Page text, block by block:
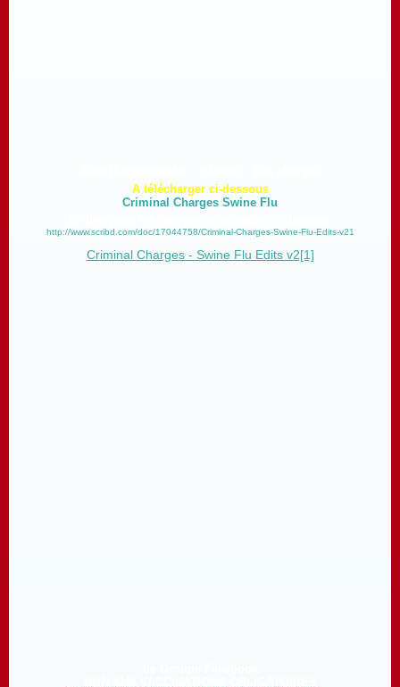
A télécharger ci-dessous
Criminal Charges Swine Flu
http://www.scribd.com/doc/17044758/Criminal-Charges-Swine-Flu-Edits-v21
Criminal Charges - Swine Flu Edits v2[1]